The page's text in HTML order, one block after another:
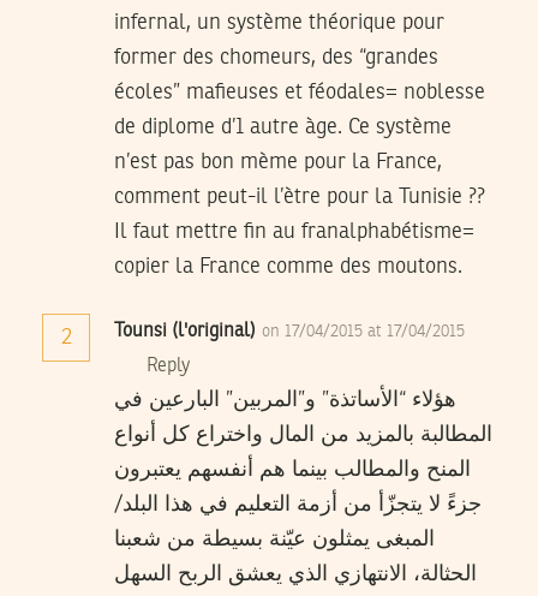
infernal, un système théorique pour
former des chomeurs, des “grandes
écoles” mafieuses et féodales= noblesse
de diplome d’1 autre àge. Ce système
n’est pas bon mème pour la France,
comment peut-il l’ètre pour la Tunisie ??
Il faut mettre fin au franalphabétisme=
copier la France comme des moutons.
2 Tounsi (l'original) on 17/04/2015 at 17/04/2015
Reply
هؤلاء “الأساتذة” و”المربين” البارعين في
المطالبة بالمزيد من المال واختراع كل أنواع
المنح والمطالب بينما هم أنفسهم يعتبرون
جزءً لا يتجزّأ من أزمة التعليم في هذا البلد/
المبغى يمثلون عيّنة بسيطة من شعبنا
الحثالة، الانتهازي الذي يعشق الربح السهل